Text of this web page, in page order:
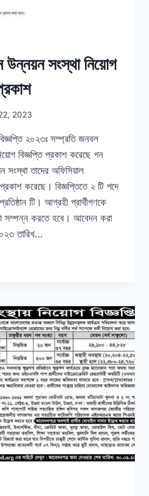
সংস্থা নিয়োগ
2023
২০২৩ঃ সম্প্রতি জনবল
বিজ্ঞপ্তি প্রকাশ করেছে গন
তাদের অফিসিয়াল
করেছে। বিজ্ঞপ্তিতে ২ টি পদে
টি। আগ্রহী প্রার্থীগণকে
সম্পন্ন করতে হবে। আবেদন করা
তারিখ…